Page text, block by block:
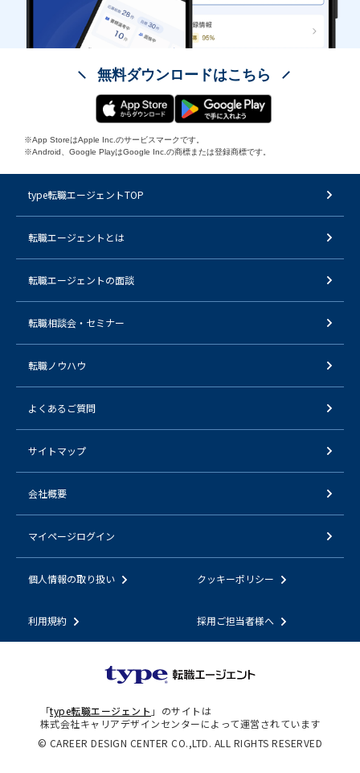
無料ダウンロードはこちら
※App StoreはApple Inc.のサービスマークです。
※Android、Google PlayはGoogle Inc.の商標または登録商標です。
type転職エージェントTOP
転職エージェントとは
転職エージェントの面談
転職相談会・セミナー
転職ノウハウ
よくあるご質問
サイトマップ
会社概要
マイページログイン
個人情報の取り扱い クッキーポリシー
利用規約 採用ご担当者様へ
「type転職エージェント 」のサイトは
株式会社キャリアデザインセンターによって運営されています
© CAREER DESIGN CENTER CO.,LTD. ALL RIGHTS RESERVED